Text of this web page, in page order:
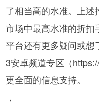
了相当高的水准。上述
市场中最高水准的折扣
平台还有更多疑问或想
3安卓频道专区（
更全面的信息支持。
，